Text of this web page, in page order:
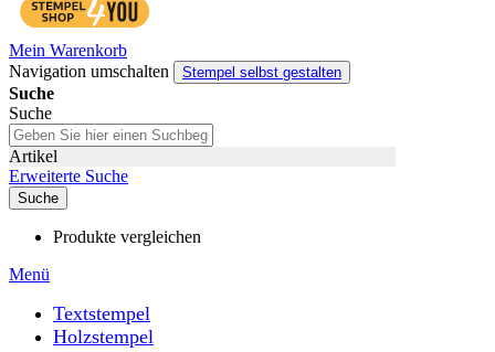
Mein Warenkorb
Navigation umschalten
Stempel selbst gestalten
Suche
Suche
Artikel
Erweiterte Suche
Suche
Produkte vergleichen
Menü
Textstempel
Holzstempel